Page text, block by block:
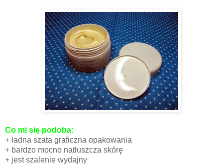
Co mi się podoba:
+ ładna szata graficzna opakowania
+ bardzo mocno natłuszcza skórę
+ jest szalenie wydajny